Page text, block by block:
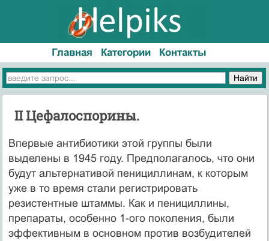
Главная Категории Контакты
II Цефалоспорины.
Впервые антибиотики этой группы были
выделены в 1945 году. Предполагалось, что они
будут альтернативой пенициллинам, к которым
уже в то время стали регистрировать
резистентные штаммы. Как и пенициллины,
препараты, особенно 1-ого поколения, были
эффективным в основном против возбудителей